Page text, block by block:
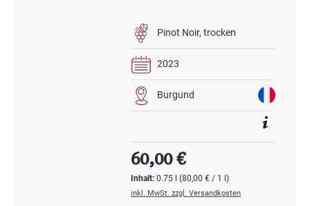
Pinot Noir trocken
2023
Burgund
Inhalt:0.75 l(80,00 € / 1 l)
Regulärer Preis:
60,00 €
inkl. MwSt. zzgl. Versandkosten